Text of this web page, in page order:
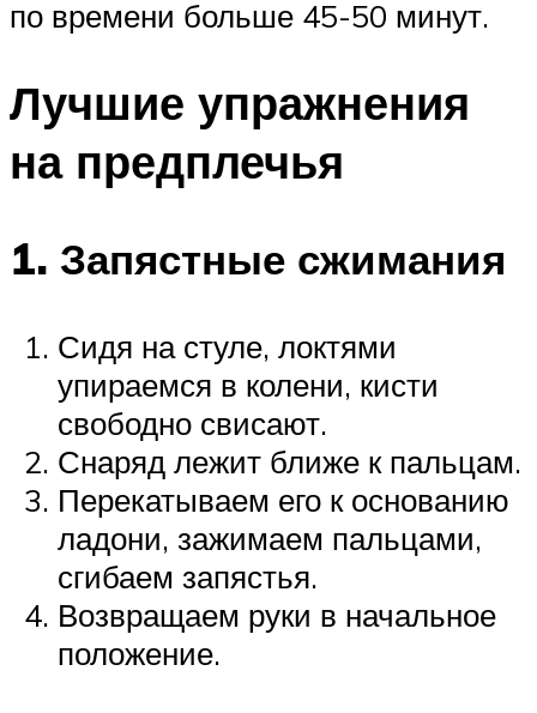
по времени больше 45-50 минут.
Лучшие упражнения
на предплечья
1. Запястные сжимания
Сидя на стуле, локтями
упираемся в колени, кисти
свободно свисают.
Снаряд лежит ближе к пальцам.
Перекатываем его к основанию
ладони, зажимаем пальцами,
сгибаем запястья.
Возвращаем руки в начальное
положение.